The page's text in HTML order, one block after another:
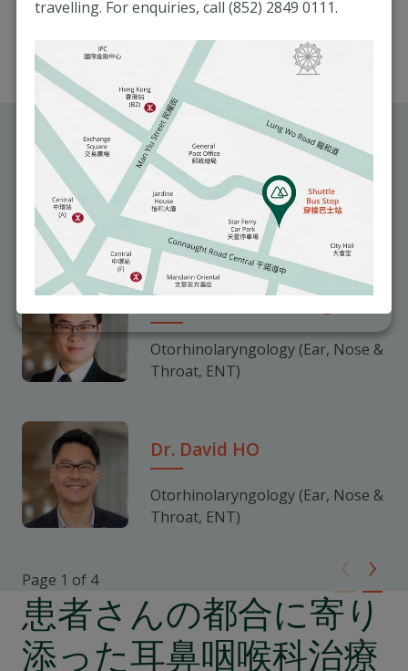
鼻咽頭がん
嚥下障害
扁桃炎
バーへも効果的かつ心のこもった医療とケアを提供い
小児耳鼻咽喉科治療について主に以下となります：
アレルギー
中枢性聴覚情報処理障害（CAPD）
聴覚および言語障害
扁桃腺および
アデノイド
頭頸部疾患に関する治療法は以下となります：
耳下腺疾患
首のしこり
甲状腺障害 (頭頸部)
甲状腺がん
アレルギー
当院のアレルギー専門医はさまざまなアレルギー症状
の対応に優れており、ダニや花粉などの一般的なアレ
ルゲンに対する反応も効率よく制御します。
アレルギーの感受性に合わせた治療は主に以下となり
ます：
アレルギー検査
アレルギーに対する健康教育および管理
環境管理対策
睡眠障害
当院専門医は睡眠障害の診療に優れており、不眠症や
睡眠時無呼吸症候群などの治療も提供しています。
全ての健診にエプワース眠気尺度（ESS）を採用し、
睡眠ポリグラフ検査及び CPAP治療なども提供してい
ます。また、睡眠関連呼吸障害群の診断のための入院
サービスも提供しています。
当院の専門的な睡眠障害治療は主に以下となります：
不眠症
無呼吸症候群
ナルコレプシー
当院の耳鼻咽喉科医師
紹介
医者を探す
Dr. Nelson LAI Kwong Lun
Otorhinolaryngology (Ear, Nose &
Throat, ENT)
Dr. David HO
Otorhinolaryngology (Ear, Nose &
Throat, ENT)
‹ ›
Page 1 of 4
患者さんの都合に寄り
添った耳鼻咽喉科治療
travelling. For enquiries, call (852) 2849 0111.